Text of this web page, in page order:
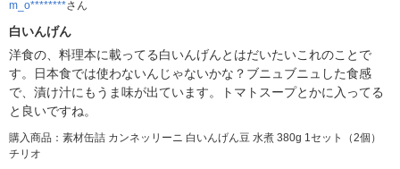
m_o********さん
白いんげん
洋食の、料理本に載ってる白いんげんとはだいたいこれのことで
す。日本食では使わないんじゃないかな？ブニュブニュした食感
で、漬け汁にもうま味が出ています。トマトスープとかに入ってる
と良いですね。
購入商品：素材缶詰 カンネッリーニ 白いんげん豆 水煮 380g 1セット（2個）
チリオ